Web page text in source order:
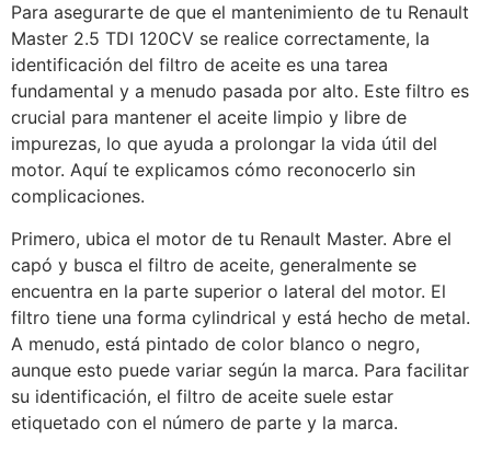
Para asegurarte de que el mantenimiento de tu Renault
Master 2.5 TDI 120CV se realice correctamente, la
identificación del filtro de aceite es una tarea
fundamental y a menudo pasada por alto. Este filtro es
crucial para mantener el aceite limpio y libre de
impurezas, lo que ayuda a prolongar la vida útil del
motor. Aquí te explicamos cómo reconocerlo sin
complicaciones.
Primero, ubica el motor de tu Renault Master. Abre el
capó y busca el filtro de aceite, generalmente se
encuentra en la parte superior o lateral del motor. El
filtro tiene una forma cylindrical y está hecho de metal.
A menudo, está pintado de color blanco o negro,
aunque esto puede variar según la marca. Para facilitar
su identificación, el filtro de aceite suele estar
etiquetado con el número de parte y la marca.